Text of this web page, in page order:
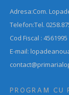
Adresa:Com.
Telefon:Tel.
Cod Fiscal : 4561995
E-mail:
PROGRAM CU